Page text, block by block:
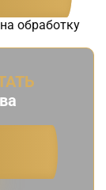
обработку